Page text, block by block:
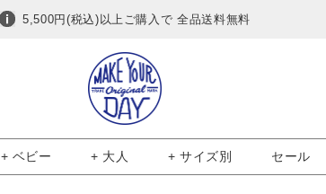
5,500円(税込)以上ご購入で 全品送料無料
+ ベビー + 大人 + サイズ別 セール